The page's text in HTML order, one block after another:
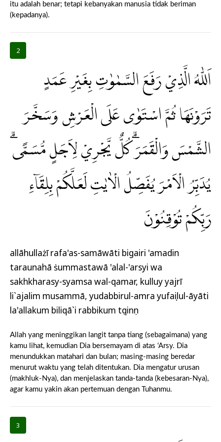
itu adalah benar; tetapi kebanyakan manusia tidak beriman
(kepadanya).
2
اَللّٰهُ الَّذِيْ رَفَعَ السَّمٰوٰتِ بِغَيْرِ عَمَدٍ
تَرَوْنَهَا ثُمَّ اسْتَوٰى عَلَى الْعَرْشِ وَسَخَّرَ
الشَّمْسَ وَالْقَمَرَۗ كُلٌّ يَّجْرِيْ لِاَجَلٍ مُّسَمًّىۗ
يُدَبِّرُ الْاَمْرَ يُفَصِّلُ الْاٰيٰتِ لَعَلَّكُمْ بِلِقَاۤءِ
رَبِّكُمْ تُوْقِنُوْنَ
allāhullażī rafa'as-samāwāti bigairi 'amadin
taraunahā ṡummastawā 'alal-'arsyi wa
sakhkharasy-syamsa wal-qamar, kulluy yajrī
li`ajalim musammā, yudabbirul-amra yufaṣṣilul-āyāti
la'allakum biliqā`i rabbikum tụqinụn
Allah yang meninggikan langit tanpa tiang (sebagaimana) yang
kamu lihat, kemudian Dia bersemayam di atas ‘Arsy. Dia
menundukkan matahari dan bulan; masing-masing beredar
menurut waktu yang telah ditentukan. Dia mengatur urusan
(makhluk-Nya), dan menjelaskan tanda-tanda (kebesaran-Nya),
agar kamu yakin akan pertemuan dengan Tuhanmu.
3